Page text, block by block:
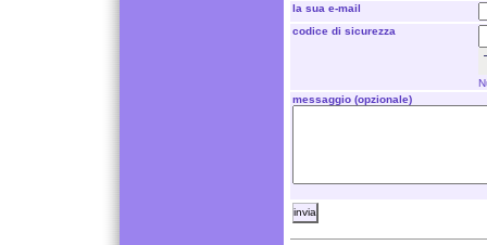
la sua e-mail
codice di sicurezza
messaggio (opzionale)